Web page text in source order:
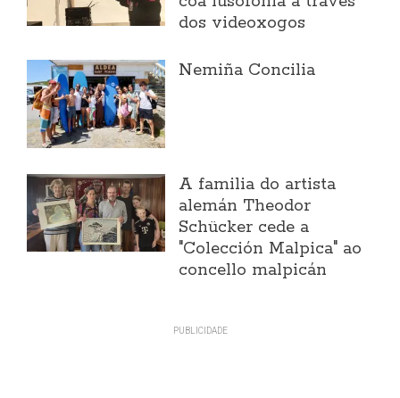
dos videoxogos
Nemiña Concilia
A familia do artista
alemán Theodor
Schücker cede a
"Colección Malpica" ao
concello malpicán